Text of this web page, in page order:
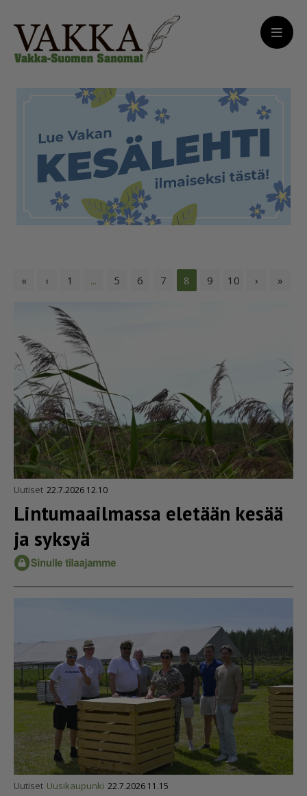
« ‹ 1 ... 5 6 7 8 9 10 › »
Uutiset 22.7.2026 12.10
Lintu­maa­il­massa eletään kesää
ja syksyä
Uutiset Uusikaupunki 22.7.2026 11.15